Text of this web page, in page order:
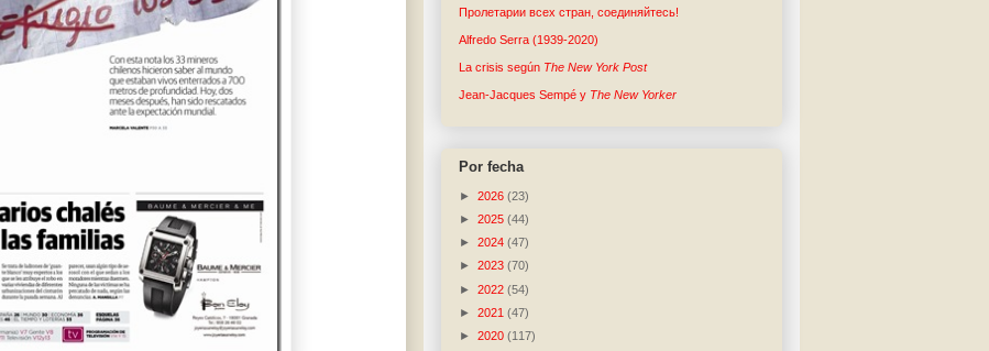
Пролетарии всех стран, соединяйтесь!
Alfredo Serra (1939-2020)
La crisis según The New York Post
Jean-Jacques Sempé y The New Yorker
Por fecha
► 2026 (23)
► 2025 (44)
► 2024 (47)
► 2023 (70)
► 2022 (54)
► 2021 (47)
► 2020 (117)